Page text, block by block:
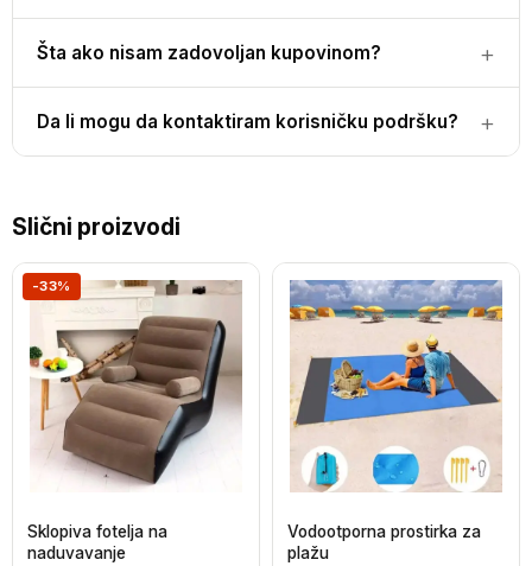
Šta ako nisam zadovoljan kupovinom?
Da li mogu da kontaktiram korisničku podršku?
Slični proizvodi
-33%
Sklopiva fotelja na
naduvavanje
Vodootporna prostirka za
plažu